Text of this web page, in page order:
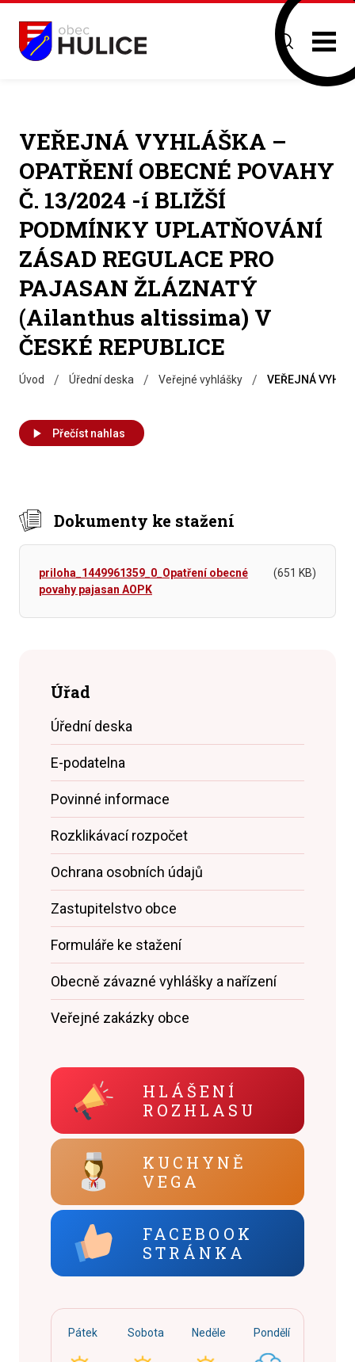
VEŘEJNÁ VYHLÁŠKA –
OPATŘENÍ OBECNÉ POVAHY
Č. 13/2024 -í BLIŽŠÍ
PODMÍNKY UPLATŇOVÁNÍ
ZÁSAD REGULACE PRO
PAJASAN ŽLÁZNATÝ
(Ailanthus altissima) V
ČESKÉ REPUBLICE
Úvod / Úřední deska / Veřejné vyhlášky / VEŘEJNÁ
Přečíst nahlas
Dokumenty ke stažení
priloha_1449961359_0_Opatření obecné
povahy pajasan AOPK
(651 KB)
Úřad
Úřední deska
E-podatelna
Povinné informace
Rozklikávací rozpočet
Ochrana osobních údajů
Zastupitelstvo obce
Formuláře ke stažení
Obecně závazné vyhlášky a nařízení
Veřejné zakázky obce
HLÁŠENÍ
ROZHLASU
KUCHYNĚ
VEGA
FACEBOOK
STRÁNKA
Pátek Sobota Neděle Pondělí